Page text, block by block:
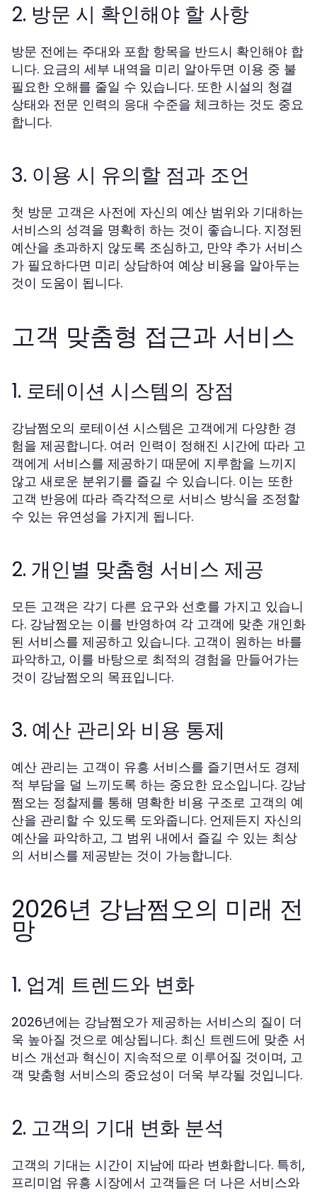
2. 방문 시 확인해야 할 사항
방문 전에는 주대와 포함 항목을 반드시 확인해야 합
니다. 요금의 세부 내역을 미리 알아두면 이용 중 불
필요한 오해를 줄일 수 있습니다. 또한 시설의 청결
상태와 전문 인력의 응대 수준을 체크하는 것도 중요
합니다.
3. 이용 시 유의할 점과 조언
첫 방문 고객은 사전에 자신의 예산 범위와 기대하는
서비스의 성격을 명확히 하는 것이 좋습니다. 지정된
예산을 초과하지 않도록 조심하고, 만약 추가 서비스
가 필요하다면 미리 상담하여 예상 비용을 알아두는
것이 도움이 됩니다.
고객 맞춤형 접근과 서비스
1. 로테이션 시스템의 장점
강남쩜오의 로테이션 시스템은 고객에게 다양한 경
험을 제공합니다. 여러 인력이 정해진 시간에 따라 고
객에게 서비스를 제공하기 때문에 지루함을 느끼지
않고 새로운 분위기를 즐길 수 있습니다. 이는 또한
고객 반응에 따라 즉각적으로 서비스 방식을 조정할
수 있는 유연성을 가지게 됩니다.
2. 개인별 맞춤형 서비스 제공
모든 고객은 각기 다른 요구와 선호를 가지고 있습니
다. 강남쩜오는 이를 반영하여 각 고객에 맞춘 개인화
된 서비스를 제공하고 있습니다. 고객이 원하는 바를
파악하고, 이를 바탕으로 최적의 경험을 만들어가는
것이 강남쩜오의 목표입니다.
3. 예산 관리와 비용 통제
예산 관리는 고객이 유흥 서비스를 즐기면서도 경제
적 부담을 덜 느끼도록 하는 중요한 요소입니다. 강남
쩜오는 정찰제를 통해 명확한 비용 구조로 고객의 예
산을 관리할 수 있도록 도와줍니다. 언제든지 자신의
예산을 파악하고, 그 범위 내에서 즐길 수 있는 최상
의 서비스를 제공받는 것이 가능합니다.
2026년 강남쩜오의 미래 전
망
1. 업계 트렌드와 변화
2026년에는 강남쩜오가 제공하는 서비스의 질이 더
욱 높아질 것으로 예상됩니다. 최신 트렌드에 맞춘 서
비스 개선과 혁신이 지속적으로 이루어질 것이며, 고
객 맞춤형 서비스의 중요성이 더욱 부각될 것입니다.
2. 고객의 기대 변화 분석
고객의 기대는 시간이 지남에 따라 변화합니다. 특히,
프리미엄 유흥 시장에서 고객들은 더 나은 서비스와